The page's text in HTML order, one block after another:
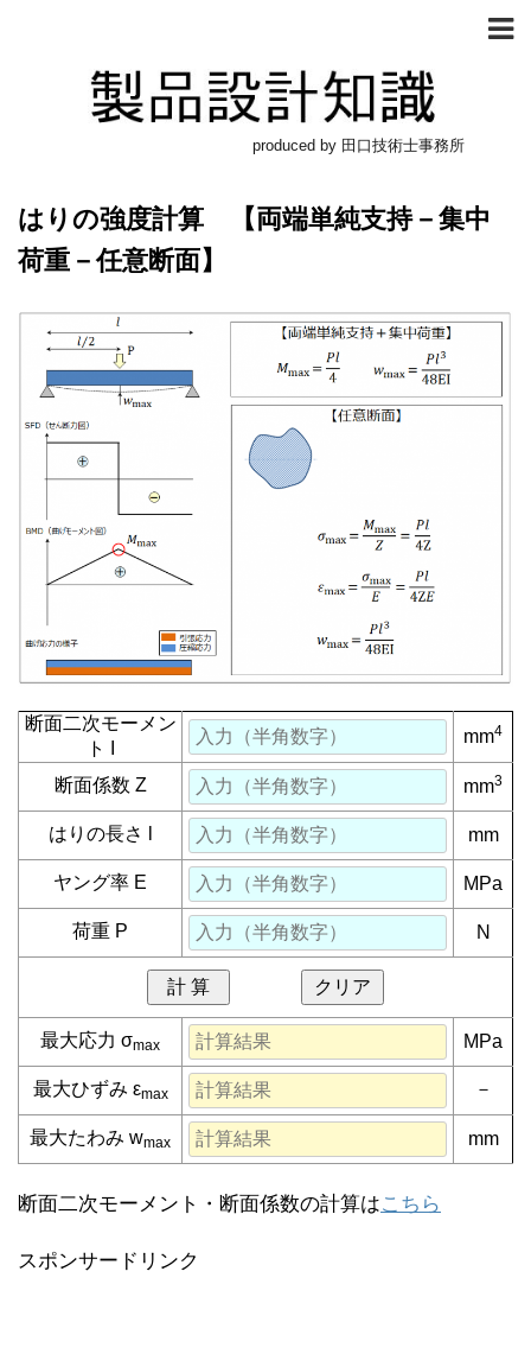
produced by 田口技術士事務所
はりの強度計算 【両端単純支持－集中
荷重－任意断面】
断面二次モーメン
ト I
mm4
断面係数 Z mm3
はりの長さ l mm
ヤング率 E MPa
荷重 P N
計 算 クリア
最大応力 σmax MPa
最大ひずみ εmax －
最大たわみ wmax mm
断面二次モーメント・断面係数の計算はこちら
スポンサードリンク